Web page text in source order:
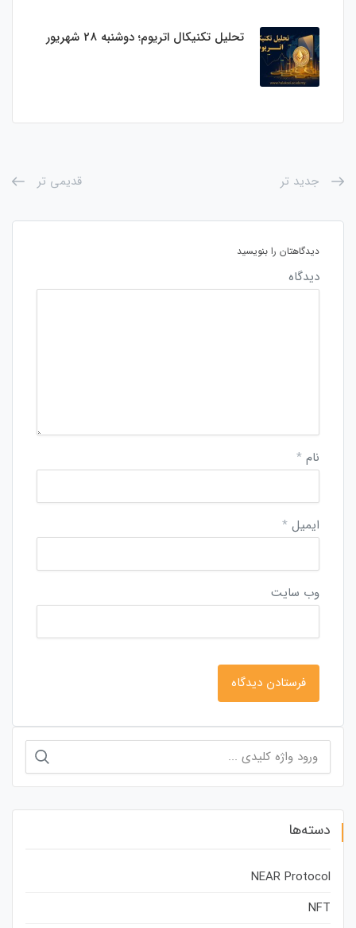
تحلیل تکنیکال اتریوم؛ دوشنبه 28 شهریور
جدید تر قدیمی تر
دیدگاهتان را بنویسید
دیدگاه
نام *
ایمیل *
وب‌ سایت
برای:
دسته‌ها
NEAR Protocol
NFT